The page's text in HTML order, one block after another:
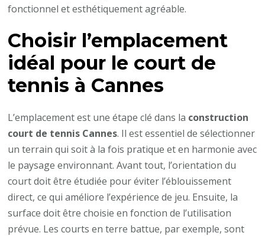
fonctionnel et esthétiquement agréable.
Choisir l’emplacement
idéal pour le court de
tennis à Cannes
L’emplacement est une étape clé dans la construction
court de tennis Cannes. Il est essentiel de sélectionner
un terrain qui soit à la fois pratique et en harmonie avec
le paysage environnant. Avant tout, l’orientation du
court doit être étudiée pour éviter l’éblouissement
direct, ce qui améliore l’expérience de jeu. Ensuite, la
surface doit être choisie en fonction de l’utilisation
prévue. Les courts en terre battue, par exemple, sont